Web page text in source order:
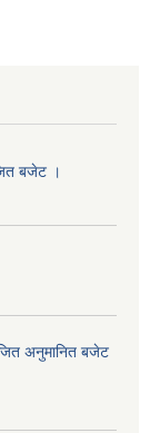
बजेट ।
अनुमानित बजेट